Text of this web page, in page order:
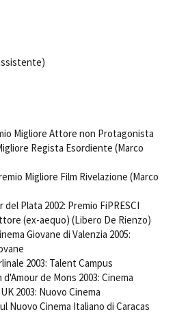
Migliore Attore non Protagonista
Regista Esordiente (Marco
Migliore Film Rivelazione (Marco
Plata 2002: Premio FiPRESCI
(ex-aequo) (Libero De Rienzo)
Giovane di Valenzia 2005:
2003: Talent Campus
de Mons 2003: Cinema
2003: Nuovo Cinema
Nuovo Cinema Italiano di Caracas